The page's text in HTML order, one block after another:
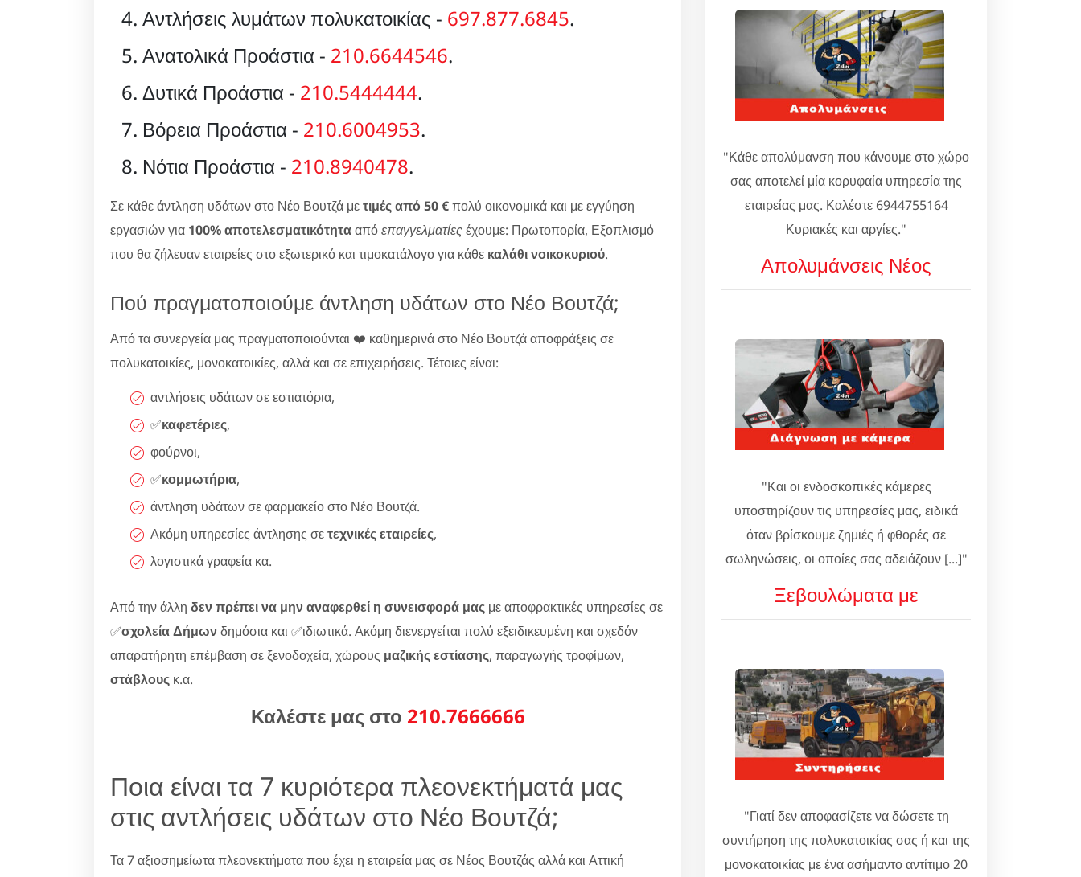
Αντλήσεις λυμάτων πολυκατοικίας - 697.877.6845.
Ανατολικά Προάστια - 210.6644546.
Δυτικά Προάστια - 210.5444444.
Βόρεια Προάστια - 210.6004953.
Νότια Προάστια - 210.8940478.
Σε κάθε άντληση υδάτων στο Νέο Βουτζά μετιμές από 50 €πολύ οικονομικά και με εγγύηση
εργασιών για 100% αποτελεσματικότητααπόεπαγγελματίεςέχουμε: Πρωτοπορία, Εξοπλισμό
που θα ζήλευαν εταιρείες στο εξωτερικό και τιμοκατάλογο για κάθε καλάθι νοικοκυριού.
Πού πραγματοποιούμε άντληση υδάτων στο Νέο Βουτζά;
Από τα συνεργεία μας πραγματοποιούνται ❤️ καθημερινά στο Νέο Βουτζά αποφράξεις σε
πολυκατοικίες, μονοκατοικίες, αλλά και σε επιχειρήσεις. Τέτοιες είναι:
αντλήσεις υδάτων σε εστιατόρια,
✅καφετέριες,
φούρνοι,
✅κομμωτήρια,
άντληση υδάτων σε φαρμακείο στο Νέο Βουτζά.
Ακόμη υπηρεσίες άντλησης σετεχνικές εταιρείες,
λογιστικά γραφεία κα.
Από την άλλη δεν πρέπει να μην αναφερθεί η συνεισφορά μας με αποφρακτικές υπηρεσίες σε
✅σχολεία Δήμωνδημόσια και ✅ιδιωτικά. Ακόμη διενεργείται πολύ εξειδικευμένη και σχεδόν
απαρατήρητη επέμβαση σε ξενοδοχεία, χώρους μαζικής εστίασης, παραγωγής τροφίμων,
στάβλους κ.α.
Καλέστε μας στο 210.7666666
Ποια είναι τα 7 κυριότερα πλεονεκτήματά μας
στις αντλήσεις υδάτων στο Νέο Βουτζά;
Τα 7 αξιοσημείωτα πλεονεκτήματα που έχει η εταιρεία μας σε Νέος Βουτζάς αλλά και Αττική
"Κάθε απολύμανση που κάνουμε στο χώρο
σας αποτελεί μία κορυφαία υπηρεσία της
εταιρείας μας. Καλέστε 6944755164
Κυριακές και αργίες."
Απολυμάνσεις Νέος
"Και οι ενδοσκοπικές κάμερες
υποστηρίζουν τις υπηρεσίες μας, ειδικά
όταν βρίσκουμε ζημιές ή φθορές σε
σωληνώσεις, οι οποίες σας αδειάζουν [...]"
Ξεβουλώματα με
"Γιατί δεν αποφασίζετε να δώσετε τη
συντήρηση της πολυκατοικίας σας ή και της
μονοκατοικίας με ένα ασήμαντο αντίτιμο 20